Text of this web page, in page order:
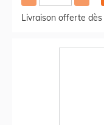
Livraison offerte dès